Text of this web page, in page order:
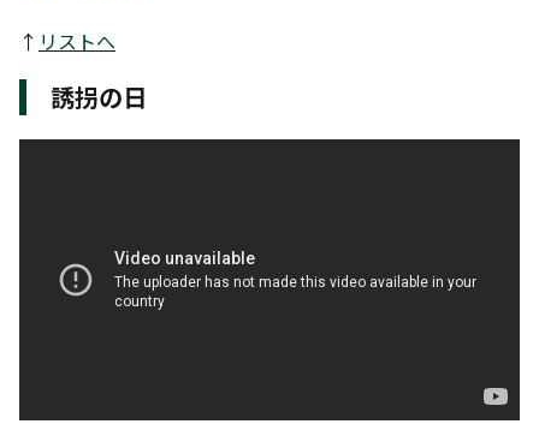
↑ リストへ
誘拐の日